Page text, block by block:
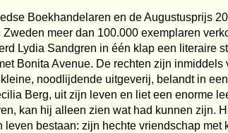
Boekhandelaren en de Augustusprijs
meer dan 100.000 exemplaren
Lydia Sandgren in één klap een literaire
Bonita Avenue. De rechten zijn inmiddels
noodlijdende uitgeverij, belandt in
Berg, uit zijn leven en liet een enorme
kan hij alleen zien wat had kunnen zijn.
bestaan: zijn hechte vriendschap met